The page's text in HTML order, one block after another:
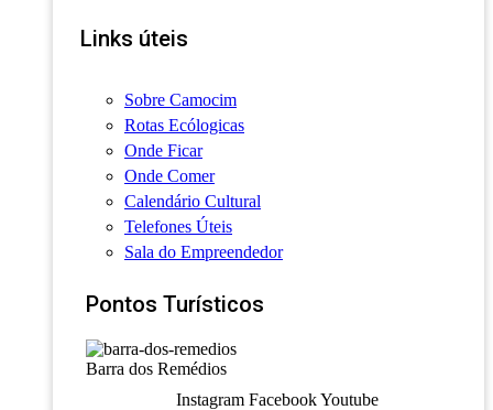
Links úteis
Sobre Camocim
Rotas Ecólogicas
Onde Ficar
Onde Comer
Calendário Cultural
Telefones Úteis
Sala do Empreendedor
Pontos Turísticos
Barra dos Remédios
Instagram Facebook Youtube